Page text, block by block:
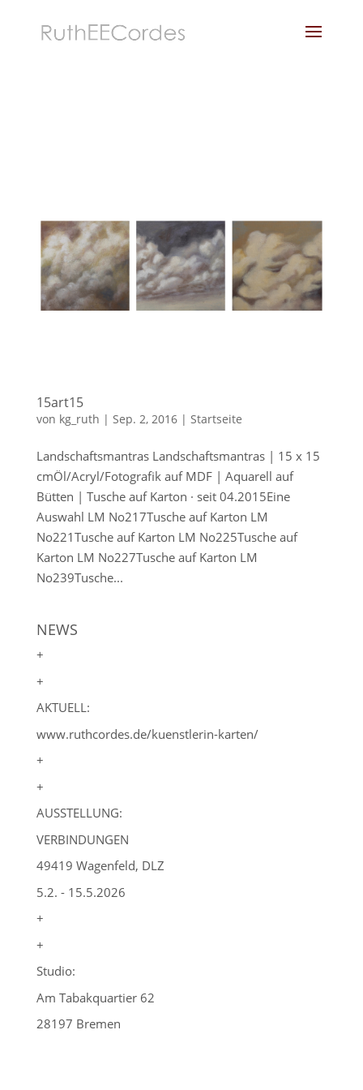
15art15
von kg_ruth | Sep. 2, 2016| Startseite
Landschaftsmantras Landschaftsmantras | 15 x 15
cmÖl/Acryl/Fotografik auf MDF | Aquarell auf
Bütten | Tusche auf Karton · seit 04.2015Eine
Auswahl LM No217Tusche auf Karton LM
No221Tusche auf Karton LM No225Tusche auf
Karton LM No227Tusche auf Karton LM
No239Tusche...
NEWS
+
+
AKTUELL:
www.ruthcordes.de/kuenstlerin-karten/
+
+
AUSSTELLUNG:
VERBINDUNGEN
49419 Wagenfeld, DLZ
5.2. - 15.5.2026
+
+
Studio:
Am Tabakquartier 62
28197 Bremen